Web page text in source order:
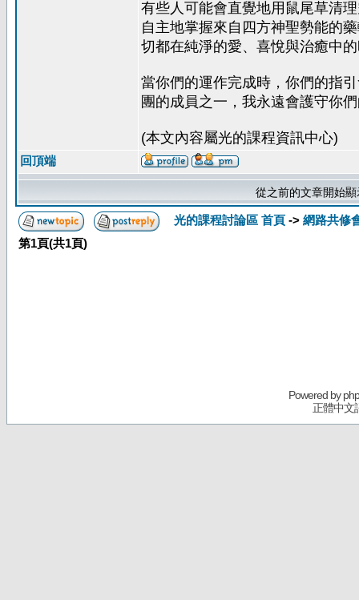
有些人可能會直覺地用鼠尾草清
自主地掌握來自四方神聖勢能的
切都在純淨的愛、喜悅與治癒中
當你們的運作完成時，你們的指
團的成員之一，我永遠會護守你
(本文內容屬光的課程資訊中心)
回頂端
從之前的文章開始
光的課程討論區 首頁 -> 網路共修
第1頁(共1頁)
Powered by
正體中文